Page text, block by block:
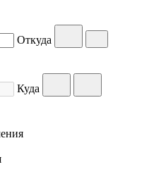
Откуда
Куда